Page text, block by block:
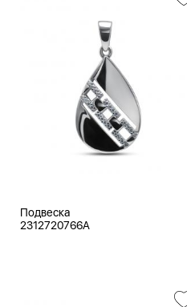
Подвеска
2312720766A